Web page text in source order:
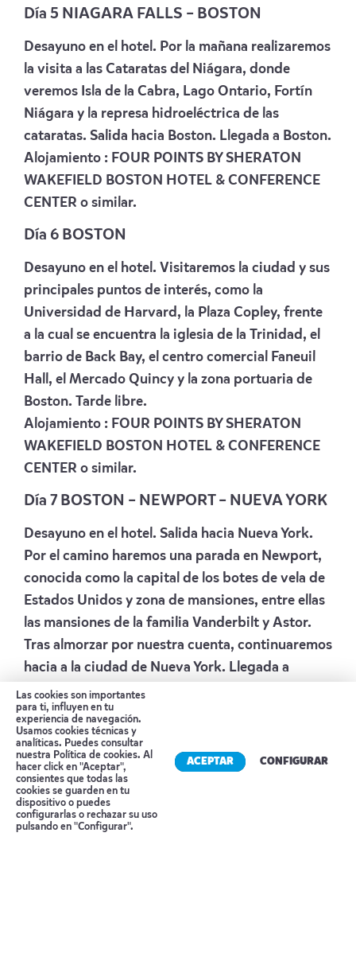
Día 5 NIAGARA FALLS – BOSTON
Desayuno en el hotel. Por la mañana realizaremos
la visita a las Cataratas del Niágara, donde
veremos Isla de la Cabra, Lago Ontario, Fortín
Niágara y la represa hidroeléctrica de las
cataratas. Salida hacia Boston. Llegada a Boston.
Alojamiento : FOUR POINTS BY SHERATON
WAKEFIELD BOSTON HOTEL & CONFERENCE
CENTER o similar.
Día 6 BOSTON
Desayuno en el hotel. Visitaremos la ciudad y sus
principales puntos de interés, como la
Universidad de Harvard, la Plaza Copley, frente
a la cual se encuentra la iglesia de la Trinidad, el
barrio de Back Bay, el centro comercial Faneuil
Hall, el Mercado Quincy y la zona portuaria de
Boston. Tarde libre.
Alojamiento : FOUR POINTS BY SHERATON
WAKEFIELD BOSTON HOTEL & CONFERENCE
CENTER o similar.
Día 7 BOSTON – NEWPORT – NUEVA YORK
Desayuno en el hotel. Salida hacia Nueva York.
Por el camino haremos una parada en Newport,
conocida como la capital de los botes de vela de
Estados Unidos y zona de mansiones, entre ellas
las mansiones de la familia Vanderbilt y Astor.
Tras almorzar por nuestra cuenta, continuaremos
hacia a la ciudad de Nueva York. Llegada a
Nueva York a media tarde.
Alojamiento :WYNDHAM NEW YORKER HOTEL
o similar.
Día8 NUEVA YORK
Desayuno en el hotel. En este día haremos una
visita panorámica por la ciudad. Nos dirigiremos
Reserva tu cita
Las cookies son importantes
para ti, influyen en tu
experiencia de navegación.
Usamos cookies técnicas y
analíticas. Puedes consultar
nuestra Política de cookies. Al
hacer click en "Aceptar",
consientes que todas las
cookies se guarden en tu
dispositivo o puedes
configurarlas o rechazar su uso
pulsando en "Configurar".
ACEPTAR CONFIGURAR